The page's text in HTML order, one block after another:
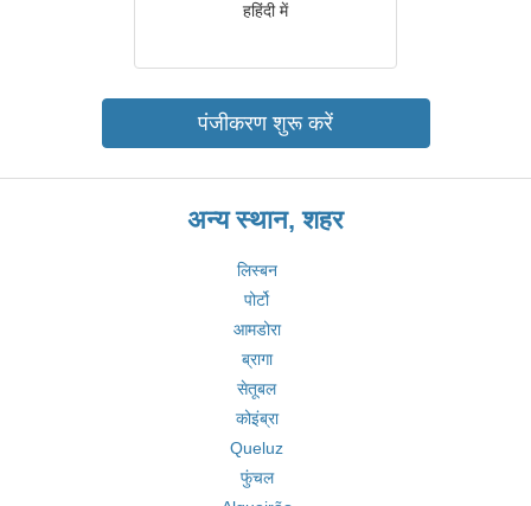
हहिंदी में
पंजीकरण शुरू करें
अन्य स्थान, शहर
लिस्बन
पोर्टो
आमडोरा
ब्रागा
सेतूबल
कोइंब्रा
Queluz
फुंचल